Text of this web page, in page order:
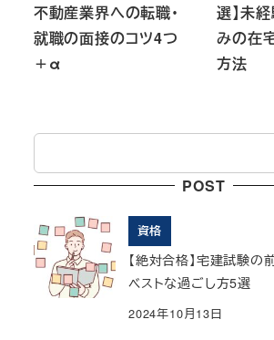
不動産業界への転職・
就職の面接のコツ4つ
＋α
選】未
みの在
方法
検
索
POST
資格
【絶対合格】宅建試験の
ベストな過ごし方5選
2024年10月13日